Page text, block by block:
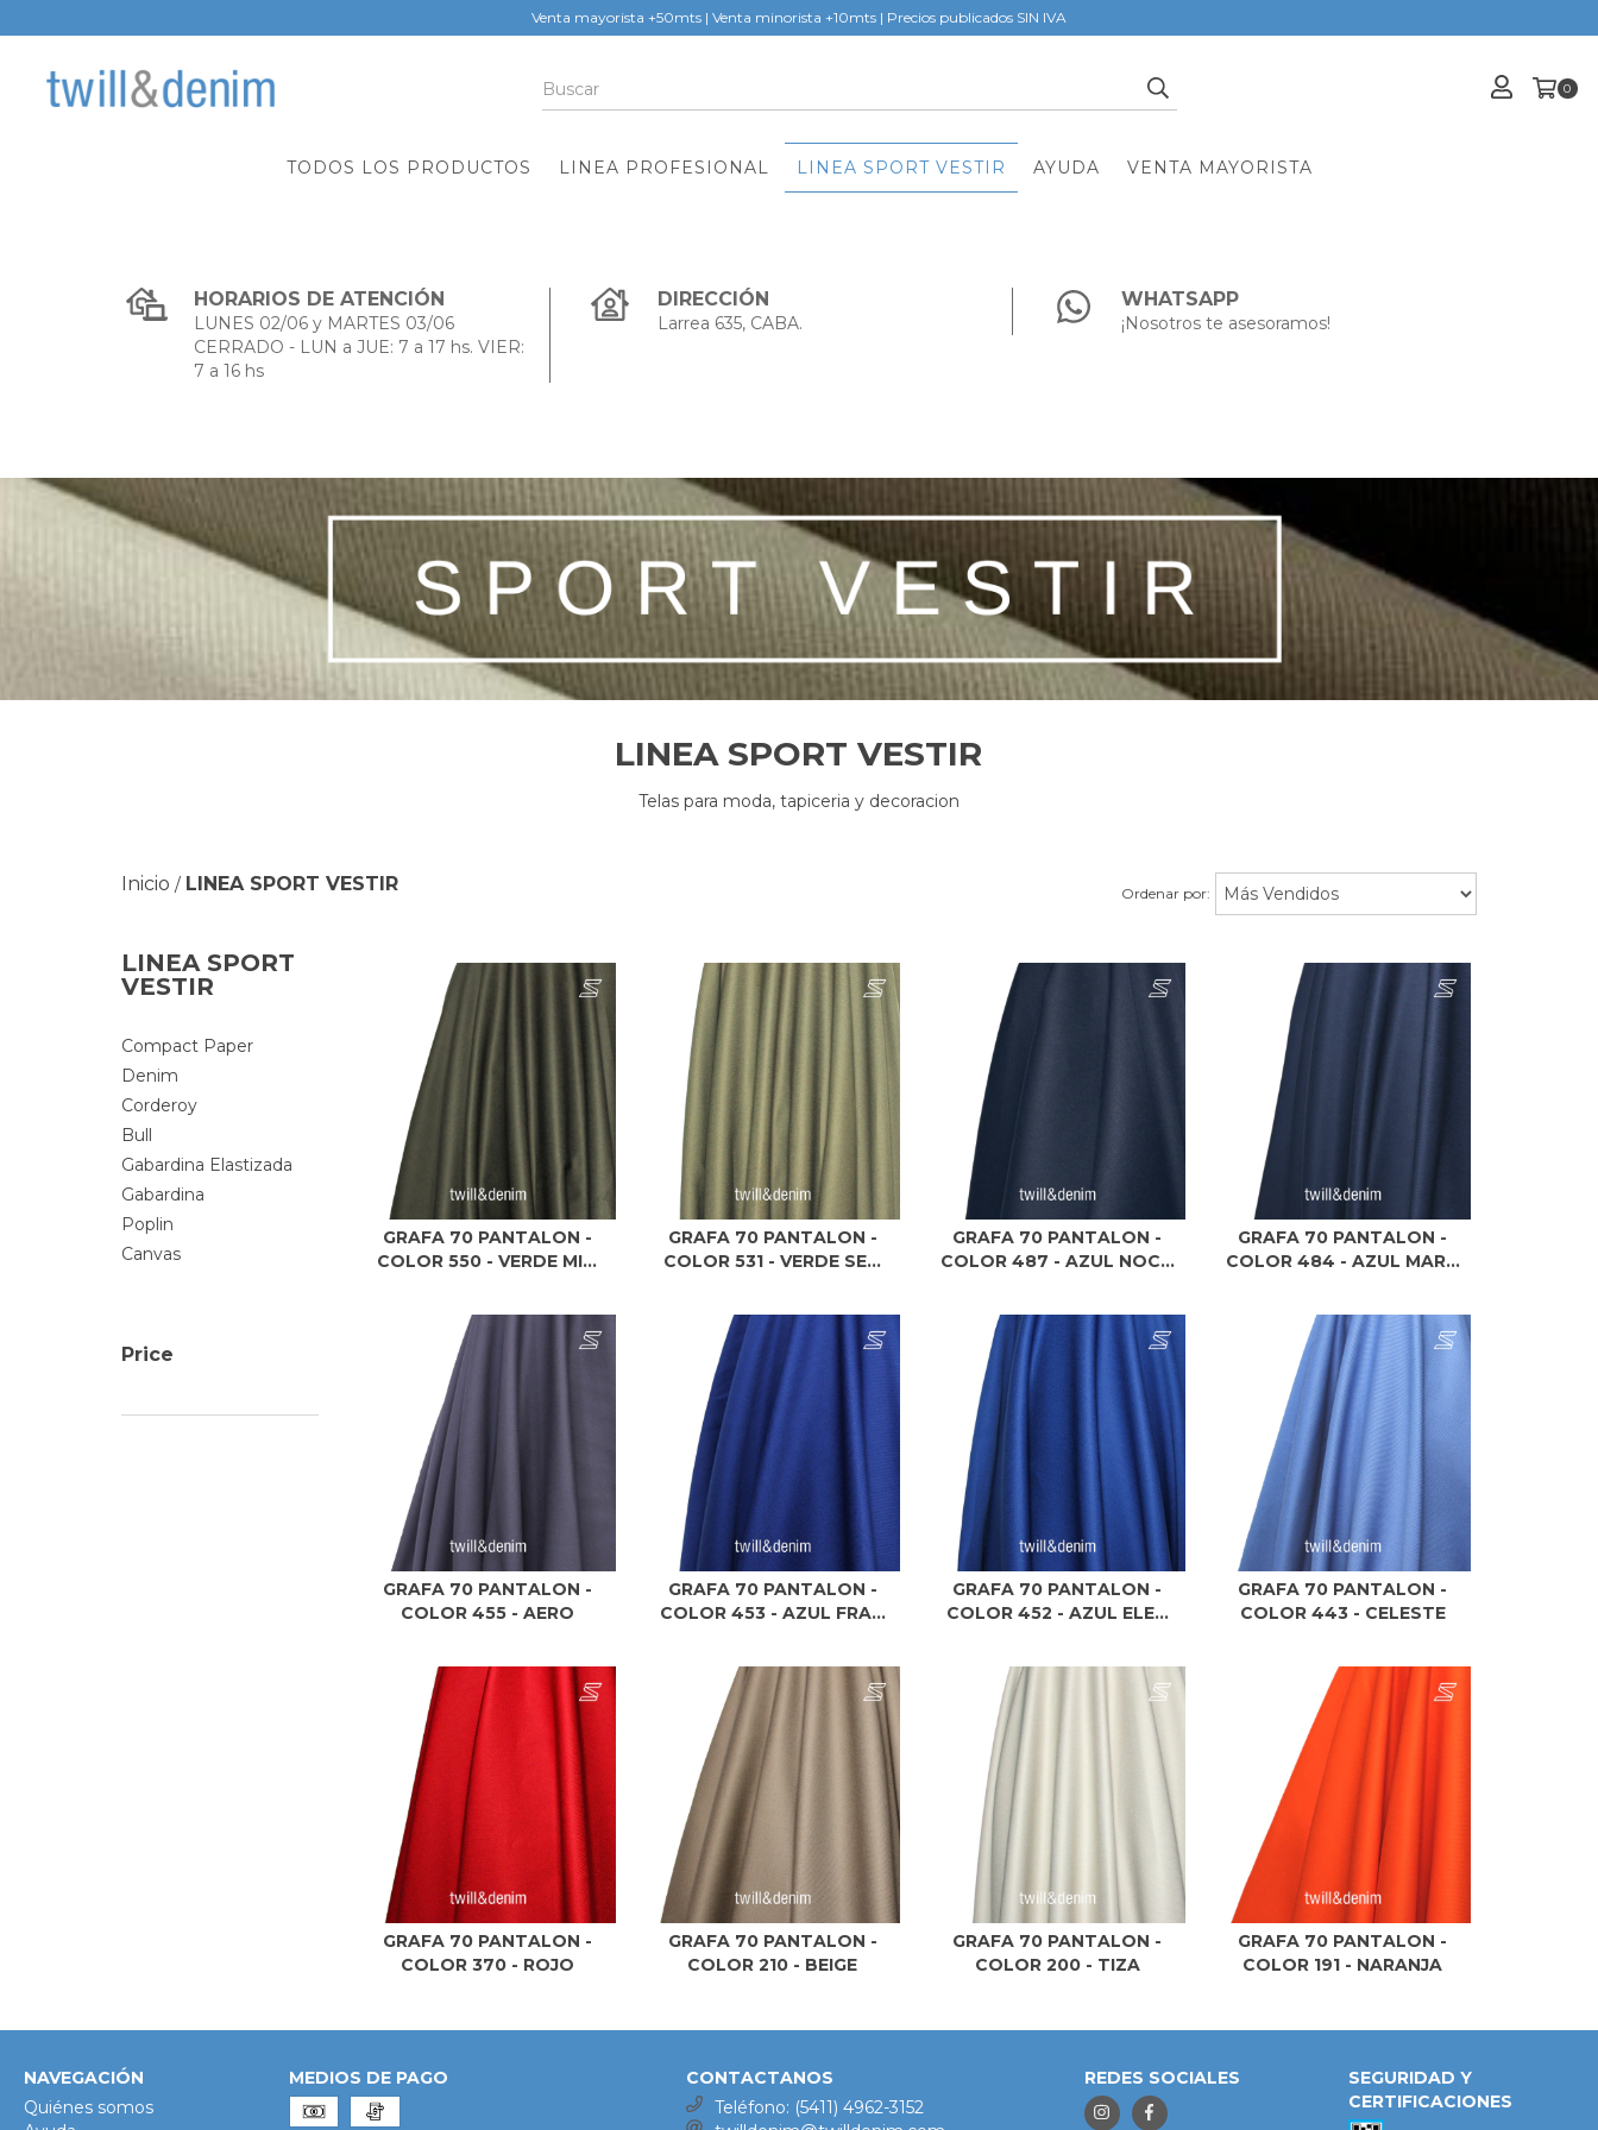
Venta mayorista +50mts | Venta minorista +10mts | Precios publicados SIN IVA
0
TODOS LOS PRODUCTOS LINEA PROFESIONAL LINEA SPORT VESTIR AYUDA VENTA MAYORISTA
HORARIOS DE ATENCIÓN
LUNES 02/06 y MARTES 03/06
CERRADO - LUN a JUE: 7 a 17 hs. VIER:
7 a 16 hs
DIRECCIÓN
Larrea 635, CABA.
WHATSAPP
¡Nosotros te asesoramos!
LINEA SPORT VESTIR
Telas para moda, tapiceria y decoracion
Inicio / LINEA SPORT VESTIR Ordenar por:
LINEA SPORT
VESTIR
Compact Paper
Denim
Corderoy
Bull
Gabardina Elastizada
Gabardina
Poplin
Canvas
Price
GRAFA 70 PANTALON -
COLOR 550 - VERDE MI...
GRAFA 70 PANTALON -
COLOR 531 - VERDE SE...
GRAFA 70 PANTALON -
COLOR 487 - AZUL NOC...
GRAFA 70 PANTALON -
COLOR 484 - AZUL MAR...
GRAFA 70 PANTALON -
COLOR 455 - AERO
GRAFA 70 PANTALON -
COLOR 453 - AZUL FRA...
GRAFA 70 PANTALON -
COLOR 452 - AZUL ELE...
GRAFA 70 PANTALON -
COLOR 443 - CELESTE
GRAFA 70 PANTALON -
COLOR 370 - ROJO
GRAFA 70 PANTALON -
COLOR 210 - BEIGE
GRAFA 70 PANTALON -
COLOR 200 - TIZA
GRAFA 70 PANTALON -
COLOR 191 - NARANJA
NAVEGACIÓN
Quiénes somos
MEDIOS DE PAGO
CONTACTANOS
Teléfono: (5411) 4962-3152
REDES SOCIALES
SEGURIDAD Y
CERTIFICACIONES